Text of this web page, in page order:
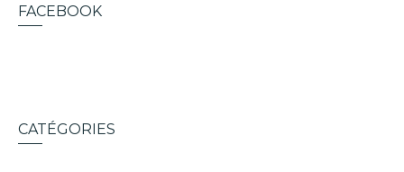
FACEBOOK
CATÉGORIES